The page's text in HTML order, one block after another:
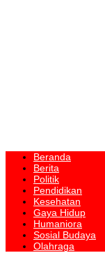
Beranda
Berita
Politik
Pendidikan
Kesehatan
Gaya Hidup
Humaniora
Sosial Budaya
Olahraga